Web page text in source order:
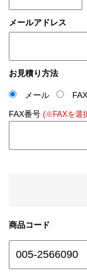
メールアドレス
お見積り方法
メール
FAX
FAX番号 (※FAXを選
商品コード